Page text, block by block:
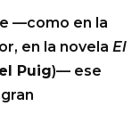
—como en la
en la novela El
Puig)— ese